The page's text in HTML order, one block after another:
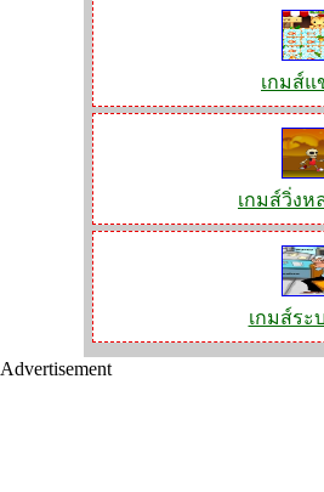
เกมส์แ
เกมส์วิ่ง
เกมส์ร
Advertisement